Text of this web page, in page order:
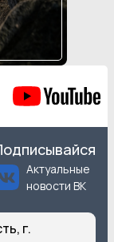
Актуальные
новости ВК
г.